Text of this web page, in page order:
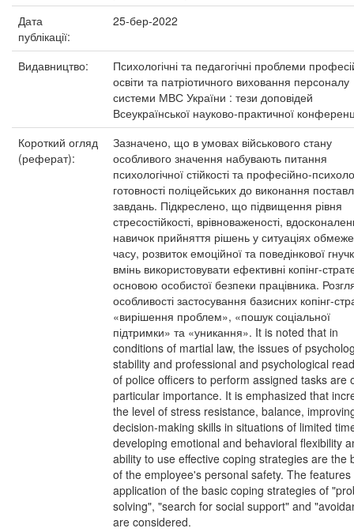
Дата
публікації:
25-бер-2022
Видавництво:
Психологічні та педагогічні проблеми
освіти та патріотичного виховання персоналу
системи МВС України : тези доповідей
Всеукраїнської науково-практичної
Короткий огляд
(реферат):
Зазначено, що в умовах військового стану
особливого значення набувають питання
психологічної стійкості та професійно-
готовності поліцейських до виконання
завдань. Підкреслено, що підвищення рівня
стресостійкості, врівноваженості,
навичок прийняття рішень у ситуаціях
часу, розвиток емоційної та поведінкової
вмінь використовувати ефективні копінг-
основою особистої безпеки працівника.
особливості застосування базисних копінг-
«вирішення проблем», «пошук соціальної
підтримки» та «уникання». It is noted that in
conditions of martial law, the issues of
stability and professional and psychological
of police officers to perform assigned tasks are
particular importance. It is emphasized that
the level of stress resistance, balance,
decision-making skills in situations of limited
developing emotional and behavioral flexibility
ability to use effective coping strategies are the
of the employee's personal safety. The
application of the basic coping strategies of
solving", "search for social support" and
are considered.